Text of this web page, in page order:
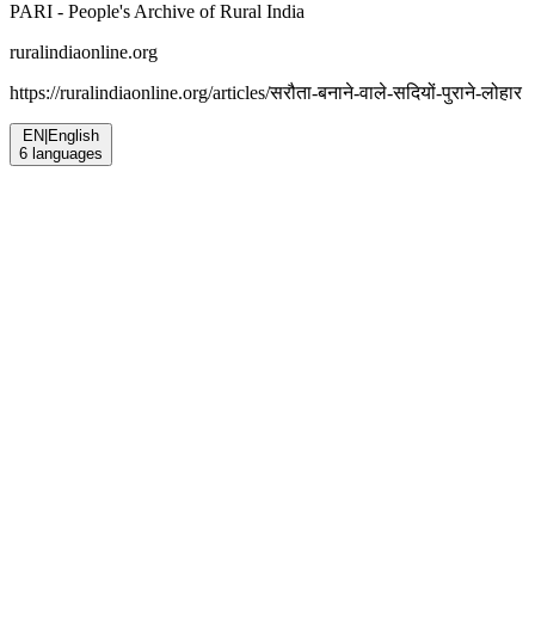
PARI - People's Archive of Rural India
ruralindiaonline.org
https://ruralindiaonline.org/articles/सरौता-बनाने-वाले-सदियों-पुराने-लोहार
EN English
6 languages